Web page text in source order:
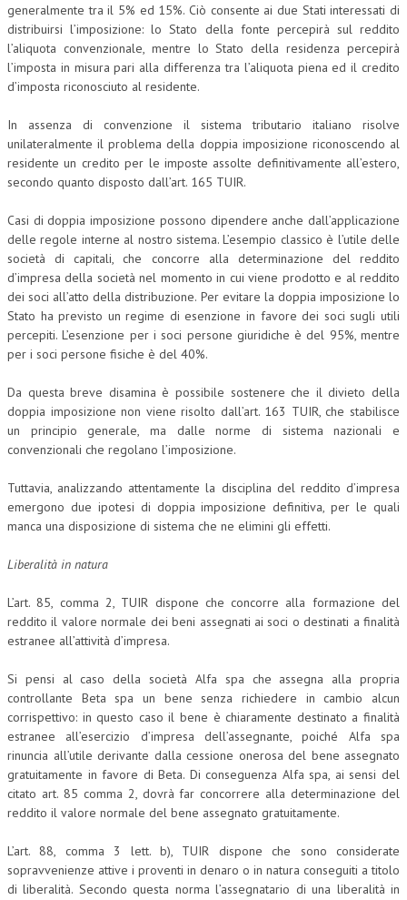
DIRITTO TRIBUTARIO
FISCALITÀ INTERNAZIONALE
TAX RISK MANAGEMENT
CFC E PARADISI FISCALI
TRANSFER PRICING
AMMINISTRATIVA
TRIBUTARIA
GIURISPRUDENZA
CIVILE
TRIBUTARIA
PENALE
ARCHIVIO EVENTI (FINO AL 2022)
PUBBLICAZIONI
TELEGRAM
DOCUMENTI
MANUALI E MONOGRAFIE
TESI DI LAUREA
MATERIALE DIDATTICO
INVITI E PROMOZIONI
generalmente tra il 5% ed 15%. Ciò consente ai due Stati interessati di
distribuirsi l’imposizione: lo Stato della fonte percepirà sul reddito
l’aliquota convenzionale, mentre lo Stato della residenza percepirà
l’imposta in misura pari alla differenza tra l’aliquota piena ed il credito
d’imposta riconosciuto al residente.
In assenza di convenzione il sistema tributario italiano risolve
unilateralmente il problema della doppia imposizione riconoscendo al
residente un credito per le imposte assolte definitivamente all’estero,
secondo quanto disposto dall’art. 165 TUIR.
Casi di doppia imposizione possono dipendere anche dall’applicazione
delle regole interne al nostro sistema. L’esempio classico è l’utile delle
società di capitali, che concorre alla determinazione del reddito
d’impresa della società nel momento in cui viene prodotto e al reddito
dei soci all’atto della distribuzione. Per evitare la doppia imposizione lo
Stato ha previsto un regime di esenzione in favore dei soci sugli utili
percepiti. L’esenzione per i soci persone giuridiche è del 95%, mentre
per i soci persone fisiche è del 40%.
Da questa breve disamina è possibile sostenere che il divieto della
doppia imposizione non viene risolto dall’art. 163 TUIR, che stabilisce
un principio generale, ma dalle norme di sistema nazionali e
convenzionali che regolano l’imposizione.
Tuttavia, analizzando attentamente la disciplina del reddito d’impresa
emergono due ipotesi di doppia imposizione definitiva, per le quali
manca una disposizione di sistema che ne elimini gli effetti.
Liberalità in natura
L’art. 85, comma 2, TUIR dispone che concorre alla formazione del
reddito il valore normale dei beni assegnati ai soci o destinati a finalità
estranee all’attività d’impresa.
Si pensi al caso della società Alfa spa che assegna alla propria
controllante Beta spa un bene senza richiedere in cambio alcun
corrispettivo: in questo caso il bene è chiaramente destinato a finalità
estranee all’esercizio d’impresa dell’assegnante, poiché Alfa spa
rinuncia all’utile derivante dalla cessione onerosa del bene assegnato
gratuitamente in favore di Beta. Di conseguenza Alfa spa, ai sensi del
citato art. 85 comma 2, dovrà far concorrere alla determinazione del
reddito il valore normale del bene assegnato gratuitamente.
L’art. 88, comma 3 lett. b), TUIR dispone che sono considerate
sopravvenienze attive i proventi in denaro o in natura conseguiti a titolo
di liberalità. Secondo questa norma l’assegnatario di una liberalità in